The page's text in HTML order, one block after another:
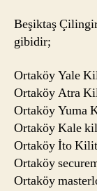
Beşiktaş
gibidir;
Ortaköy Yale
Ortaköy Atra
Ortaköy Yuma
Ortaköy Kale
Ortaköy İto
Ortaköy
Ortaköy